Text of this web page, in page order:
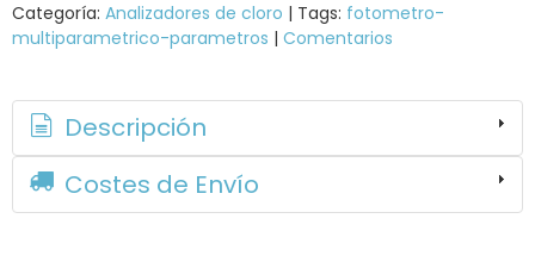
Categoría: Analizadores de cloro | Tags: fotometro-
multiparametrico-parametros | Comentarios
Descripción
Costes de Envío